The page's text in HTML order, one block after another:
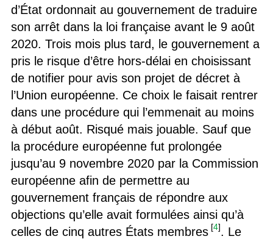
d’État ordonnait au gouvernement de traduire
son arrêt dans la loi française avant le 9 août
2020. Trois mois plus tard, le gouvernement a
pris le risque d’être hors-délai en choisissant
de notifier pour avis son projet de décret à
l’Union européenne. Ce choix le faisait rentrer
dans une procédure qui l’emmenait au moins
à début août. Risqué mais jouable. Sauf que
la procédure européenne fut prolongée
jusqu’au 9 novembre 2020 par la Commission
européenne afin de permettre au
gouvernement français de répondre aux
objections qu’elle avait formulées ainsi qu’à
celles de cinq autres États membres [4]. Le